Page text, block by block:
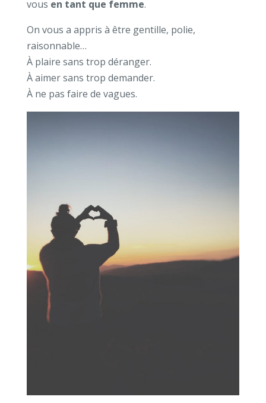
vous en tant que femme.
On vous a appris à être gentille, polie,
raisonnable…
À plaire sans trop déranger.
À aimer sans trop demander.
À ne pas faire de vagues.